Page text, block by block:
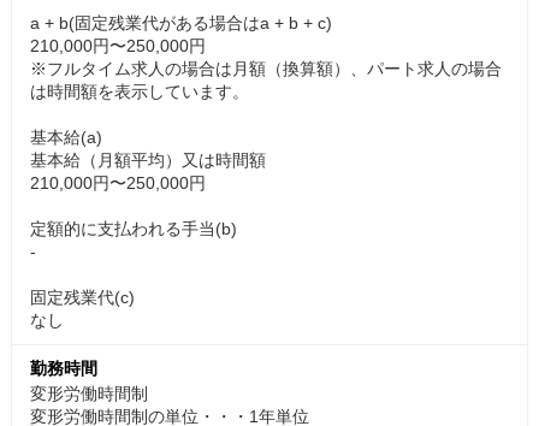
a + b(固定残業代がある場合はa + b + c)
210,000円〜250,000円
※フルタイム求人の場合は月額（換算額）、パート求人の場合
は時間額を表示しています。
基本給(a)
基本給（月額平均）又は時間額
210,000円〜250,000円
定額的に支払われる手当(b)
-
固定残業代(c)
なし
勤務時間
変形労働時間制
変形労働時間制の単位・・・1年単位